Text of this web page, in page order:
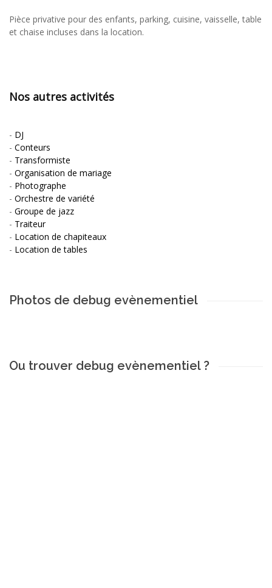
Pièce privative pour des enfants, parking, cuisine, vaisselle, table
et chaise incluses dans la location.
Nos autres activités
- DJ
- Conteurs
- Transformiste
- Organisation de mariage
- Photographe
- Orchestre de variété
- Groupe de jazz
- Traiteur
- Location de chapiteaux
- Location de tables
Photos de debug evènementiel
Ou trouver debug evènementiel ?